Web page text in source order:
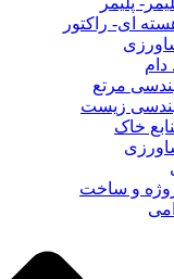
ای- راکتور
دام
مرتع
زیست
خاک
و ساخت